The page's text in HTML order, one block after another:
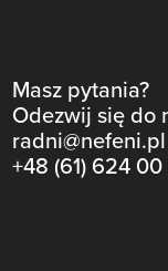
Masz pytania?
Odezwij się do
radni@nefeni.pl
+48 (61) 624 00